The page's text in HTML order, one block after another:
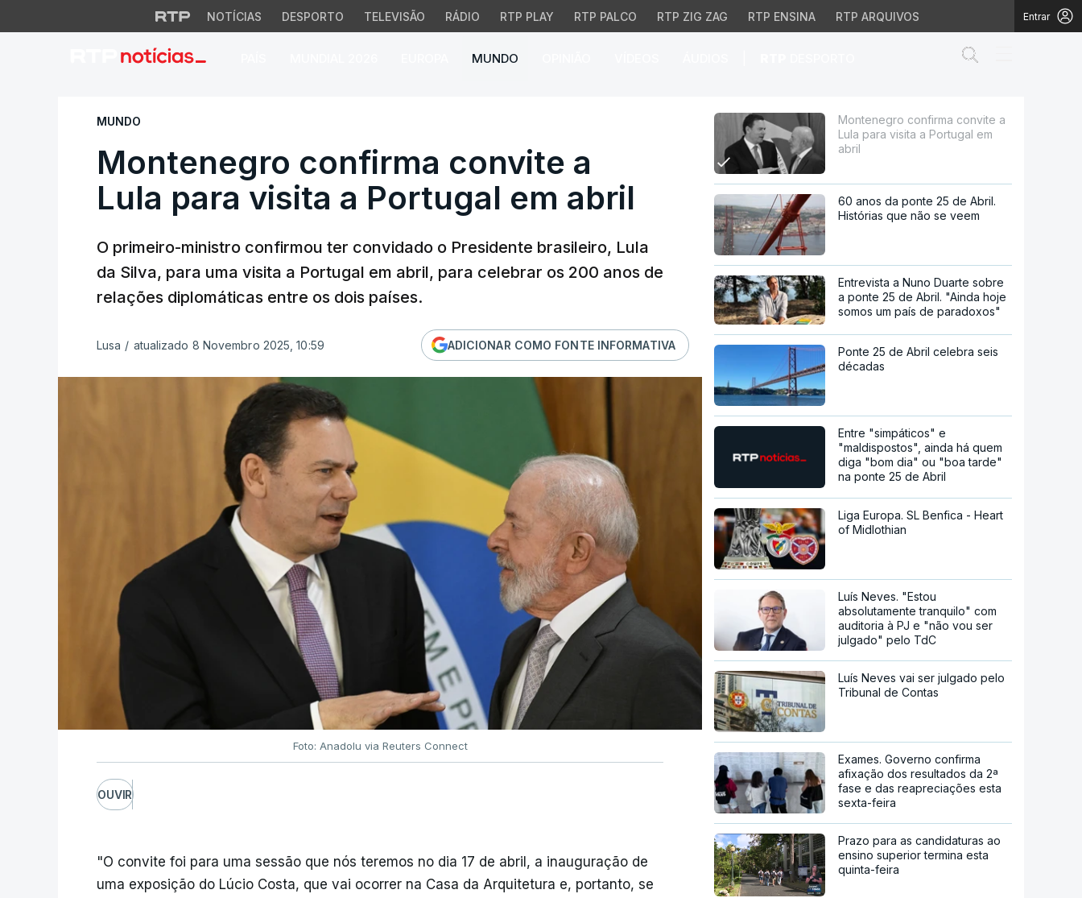
NOTÍCIAS DESPORTO TELEVISÃO RÁDIO RTP PLAY RTP PALCO RTP ZIG ZAG RTP ENSINA RTP ARQUIVOS Entrar
MUNDO
Montenegro confirma convite a Lula para visita a Portugal em
MUNDO
Montenegro confirma convite a
Lula para visita a Portugal em abril
O primeiro-ministro confirmou ter convidado o Presidente brasileiro, Lula
da Silva, para uma visita a Portugal em abril, para celebrar os 200 anos de
relações diplomáticas entre os dois países.
Lusa / atualizado 8 Novembro 2025, 10:59 ADICIONAR COMO FONTE INFORMATIVA
Foto: Anadolu via Reuters Connect
OUVIR
"O convite foi para uma sessão que nós teremos no dia 17 de abril, a inauguração de
uma exposição do Lúcio Costa, que vai ocorrer na Casa da Arquitetura e, portanto, se
Montenegro confirma convite a
Lula para visita a Portugal em
abril
60 anos da ponte 25 de Abril.
Histórias que não se veem
Entrevista a Nuno Duarte sobre
a ponte 25 de Abril. "Ainda hoje
somos um país de paradoxos"
Ponte 25 de Abril celebra seis
décadas
Entre "simpáticos" e
"maldispostos", ainda há quem
diga "bom dia" ou "boa tarde"
na ponte 25 de Abril
Liga Europa. SL Benfica - Heart
of Midlothian
Luís Neves. "Estou
absolutamente tranquilo" com
auditoria à PJ e "não vou ser
julgado" pelo TdC
Luís Neves vai ser julgado pelo
Tribunal de Contas
Exames. Governo confirma
afixação dos resultados da 2ª
fase e das reapreciações esta
sexta-feira
Prazo para as candidaturas ao
ensino superior termina esta
quinta-feira